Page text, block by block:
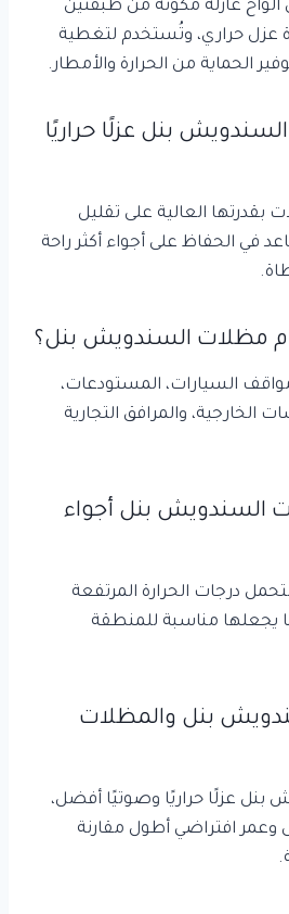
عازلة مكونة من طبقتين
عزل حراري، وتُستخدم لتغطية
الحماية من الحرارة والأمطار.
بنل عزلًا حراريًا
بقدرتها العالية على تقليل
في الحفاظ على أجواء أكثر راحة
مظلات السندويش بنل؟
السيارات، المستودعات،
الخارجية، والمرافق التجارية
السندويش بنل أجواء
درجات الحرارة المرتفعة
يجعلها مناسبة للمنطقة
بنل والمظلات
عزلًا حراريًا وصوتيًا أفضل،
وعمر افتراضي أطول مقارنة